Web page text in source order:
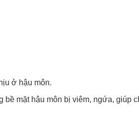
ở hậu môn.
mặt hậu môn bị viêm, ngứa, giúp